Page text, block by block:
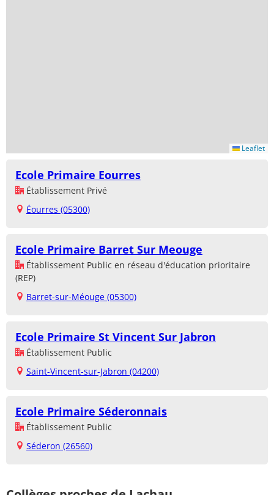
Leaflet
Ecole Primaire Eourres
Établissement Privé
Éourres (05300)
Ecole Primaire Barret Sur Meouge
Établissement Public en réseau d'éducation prioritaire
(REP)
Barret-sur-Méouge (05300)
Ecole Primaire St Vincent Sur Jabron
Établissement Public
Saint-Vincent-sur-Jabron (04200)
Ecole Primaire Séderonnais
Établissement Public
Séderon (26560)